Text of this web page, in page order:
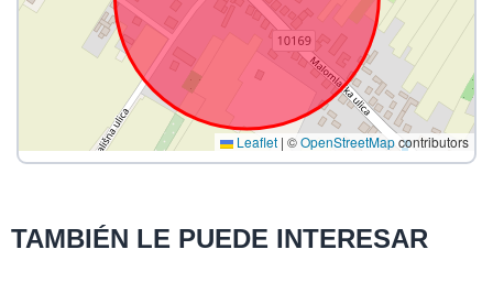
Leaflet | ©OpenStreetMapcontributors
TAMBIÉN LE PUEDE INTERESAR